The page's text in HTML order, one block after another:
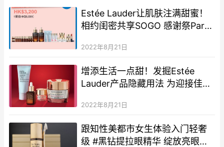
Estée Lauder让肌肤注满甜蜜！
相约闺密共享SOGO 感谢祭Part
2022年8月21日
增添生活一点甜！发掘Estée
Lauder产品隐藏用法 为迎接佳节
2022年8月21日
跟知性美都市女生体验入门轻奢
级 #黑钻提拉眼精华 绽放亮眼再